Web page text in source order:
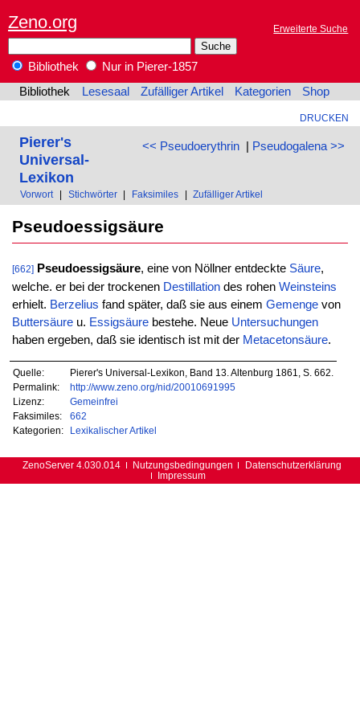
Zeno.org Erweiterte Suche
Bibliothek
Nur in Pierer-1857
Bibliothek
Lesesaal Zufälliger Artikel Kategorien Shop
DRUCKEN
<< Pseudoerythrin| Pseudogalena >>
Pierer's
Universal-
Lexikon
Vorwort Stichwörter Faksimiles Zufälliger Artikel
Pseudoessigsäure
[662] Pseudoessigsäure, eine von Nöllner entdeckte Säure,
welche. er bei der trockenen Destillationdes rohen Weinsteins
erhielt. Berzelius fand später, daß sie aus einem Gemengevon
Buttersäureu. Essigsäurebestehe. Neue Untersuchungen
haben ergeben, daß sie identisch ist mit der Metacetonsäure.
Quelle:
Pierer's Universal-Lexikon, Band 13. Altenburg 1861, S. 662.
Permalink:
http://www.zeno.org/nid/20010691995
Lizenz:
Gemeinfrei
Faksimiles:
662
Kategorien:
Lexikalischer Artikel
ZenoServer 4.030.014 Nutzungsbedingungen
Datenschutzerklärung
Impressum